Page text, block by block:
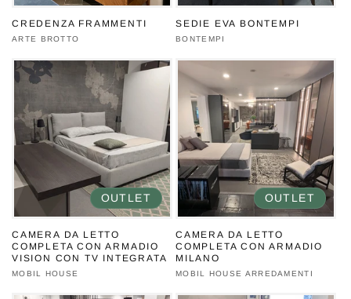
CREDENZA FRAMMENTI
Produttore:
ARTE BROTTO
SEDIE EVA BONTEMPI
Produttore:
BONTEMPI
OUTLET
CAMERA DA LETTO
COMPLETA CON ARMADIO
VISION CON TV INTEGRATA
Produttore:
MOBIL HOUSE
OUTLET
CAMERA DA LETTO
COMPLETA CON ARMADIO
MILANO
Produttore:
MOBIL HOUSE ARREDAMENTI